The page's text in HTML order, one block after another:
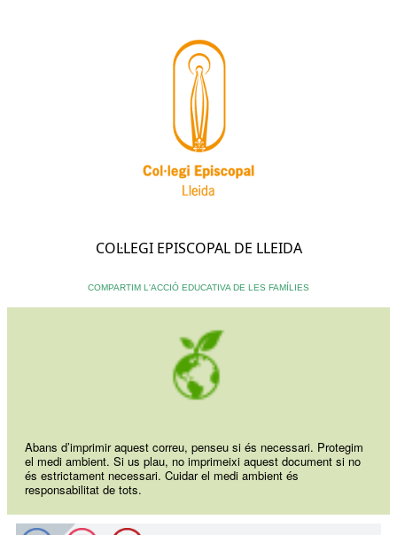
COL·LEGI EPISCOPAL DE LLEIDA
COMPARTIM L'ACCIÓ EDUCATIVA DE LES FAMÍLIES
Abans d’imprimir aquest correu, penseu si és necessari. Protegim
el medi ambient. Si us plau, no imprimeixi aquest document si no
és estrictament necessari. Cuidar el medi ambient és
responsabilitat de tots.